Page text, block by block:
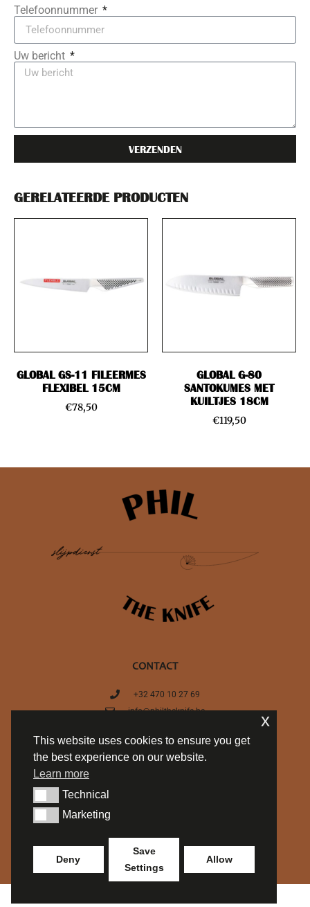
GERELATEERDE PRODUCTEN
GLOBAL GS-11 FILEERMES
FLEXIBEL 15CM
€78,50
GLOBAL G-80
SANTOKUMES MET
KUILTJES 18CM
€119,50
Telefoonnummer
Uw bericht
VERZENDEN
CONTACT
+32 470 10 27 69
info@philtheknife.be
Privacy policy
Algemene Voorwaarden
This website uses cookies to ensure you get
the best experience on our website.
Learn more
TechnicalTechnical
MarketingMarketing
Deny
Save
Settings
Allow
x